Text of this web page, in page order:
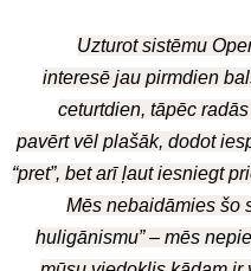
Uzturot sistēmu
interesē jau pirmdien
ceturtdien, tāpēc
pavērt vēl plašāk, dodot
“pret”, bet arī ļaut iesniegt
Mēs nebaidāmies šo
huligānismu” – mēs